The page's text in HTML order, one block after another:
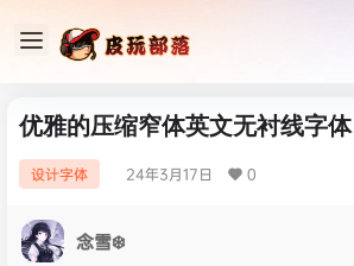
优雅的压缩窄体英文无衬线字
设计字体 24年3月17日 0
念雪❄️